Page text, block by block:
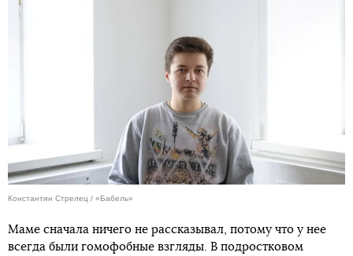
Константин Стрелец / «Бабель»
Маме сначала ничего не рассказывал, потому что у нее
всегда были гомофобные взгляды. В подростковом